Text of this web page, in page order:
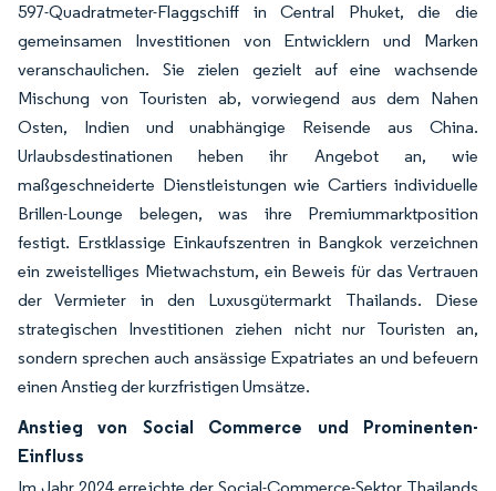
597-Quadratmeter-Flaggschiff in Central Phuket, die die
gemeinsamen Investitionen von Entwicklern und Marken
veranschaulichen. Sie zielen gezielt auf eine wachsende
Mischung von Touristen ab, vorwiegend aus dem Nahen
Osten, Indien und unabhängige Reisende aus China.
Urlaubsdestinationen heben ihr Angebot an, wie
maßgeschneiderte Dienstleistungen wie Cartiers individuelle
Brillen-Lounge belegen, was ihre Premiummarktposition
festigt. Erstklassige Einkaufszentren in Bangkok verzeichnen
ein zweistelliges Mietwachstum, ein Beweis für das Vertrauen
der Vermieter in den Luxusgütermarkt Thailands. Diese
strategischen Investitionen ziehen nicht nur Touristen an,
sondern sprechen auch ansässige Expatriates an und befeuern
einen Anstieg der kurzfristigen Umsätze.
Anstieg von Social Commerce und Prominenten-
Einfluss